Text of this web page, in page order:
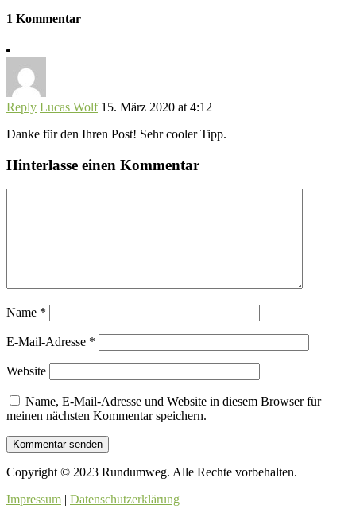
1 Kommentar
Reply Lucas Wolf 15. März 2020 at 4:12
Danke für den Ihren Post! Sehr cooler Tipp.
Hinterlasse einen Kommentar
Name *
E-Mail-Adresse *
Website
Name, E-Mail-Adresse und Website in diesem Browser für
meinen nächsten Kommentar speichern.
Copyright © 2023 Rundumweg. Alle Rechte vorbehalten.
Impressum | Datenschutzerklärung